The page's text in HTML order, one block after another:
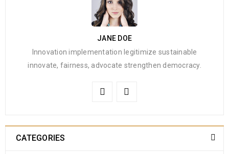
JANE DOE
Innovation implementation legitimize sustainable
innovate, fairness, advocate strengthen democracy.
CATEGORIES